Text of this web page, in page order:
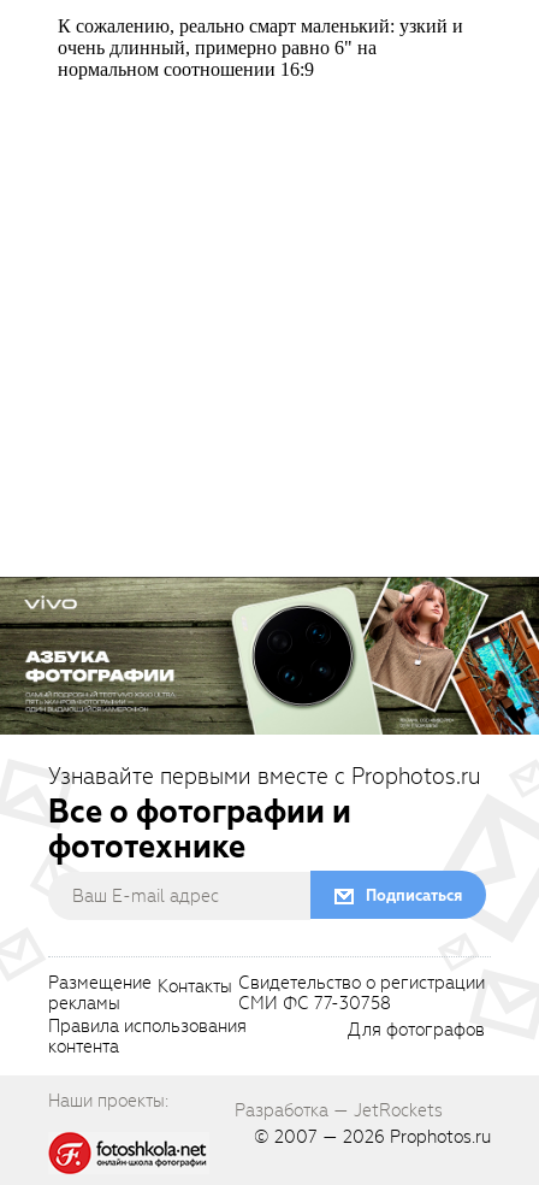
Узнавайте первыми вместе с Prophotos.ru
Все о фотографии и
фототехнике
Подписаться
Размещение
рекламы
Контакты Свидетельство о регистрации
СМИ ФС 77-30758
Правила использования
контента
Для фотографов
Наши проекты:
Разработка — JetRockets
© 2007 — 2026 Prophotos.ru